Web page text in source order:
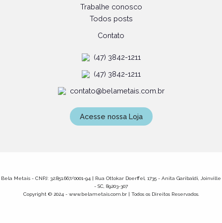
Trabalhe conosco
Todos posts
Contato
(47) 3842-1211
(47) 3842-1211
contato@belametais.com.br
Acesse nossa Loja
Bela Metais - CNPJ: 32.851.667/0001-94 | Rua Ottokar Doerffel, 1735 - Anita Garibaldi, Joinville
- SC, 89203-307
Copyright © 2024 - www.belametais.com.br | Todos os Direitos Reservados.